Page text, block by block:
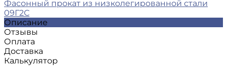
Фасонный прокат из низколегированной стали
09Г2С
Описание
Отзывы
Оплата
Доставка
Калькулятор